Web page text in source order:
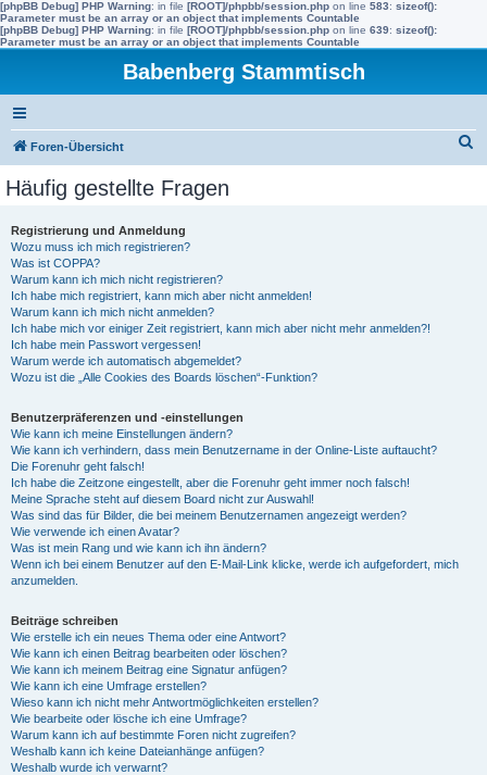
[phpBB Debug] PHP Warning: in file [ROOT]/phpbb/session.php on line 583: sizeof():
Parameter must be an array or an object that implements Countable
[phpBB Debug] PHP Warning: in file [ROOT]/phpbb/session.php on line 639: sizeof():
Parameter must be an array or an object that implements Countable
Babenberg Stammtisch
Foren-Übersicht
Häufig gestellte Fragen
Registrierung und Anmeldung
Wozu muss ich mich registrieren?
Was ist COPPA?
Warum kann ich mich nicht registrieren?
Ich habe mich registriert, kann mich aber nicht anmelden!
Warum kann ich mich nicht anmelden?
Ich habe mich vor einiger Zeit registriert, kann mich aber nicht mehr anmelden?!
Ich habe mein Passwort vergessen!
Warum werde ich automatisch abgemeldet?
Wozu ist die „Alle Cookies des Boards löschen“-Funktion?
Benutzerpräferenzen und -einstellungen
Wie kann ich meine Einstellungen ändern?
Wie kann ich verhindern, dass mein Benutzername in der Online-Liste auftaucht?
Die Forenuhr geht falsch!
Ich habe die Zeitzone eingestellt, aber die Forenuhr geht immer noch falsch!
Meine Sprache steht auf diesem Board nicht zur Auswahl!
Was sind das für Bilder, die bei meinem Benutzernamen angezeigt werden?
Wie verwende ich einen Avatar?
Was ist mein Rang und wie kann ich ihn ändern?
Wenn ich bei einem Benutzer auf den E-Mail-Link klicke, werde ich aufgefordert, mich
anzumelden.
Beiträge schreiben
Wie erstelle ich ein neues Thema oder eine Antwort?
Wie kann ich einen Beitrag bearbeiten oder löschen?
Wie kann ich meinem Beitrag eine Signatur anfügen?
Wie kann ich eine Umfrage erstellen?
Wieso kann ich nicht mehr Antwortmöglichkeiten erstellen?
Wie bearbeite oder lösche ich eine Umfrage?
Warum kann ich auf bestimmte Foren nicht zugreifen?
Weshalb kann ich keine Dateianhänge anfügen?
Weshalb wurde ich verwarnt?